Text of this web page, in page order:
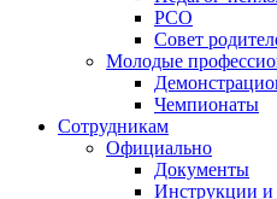
РСО
Совет
Молодые
Чемпионаты
Сотрудникам
Официально
Документы
Инструкции и